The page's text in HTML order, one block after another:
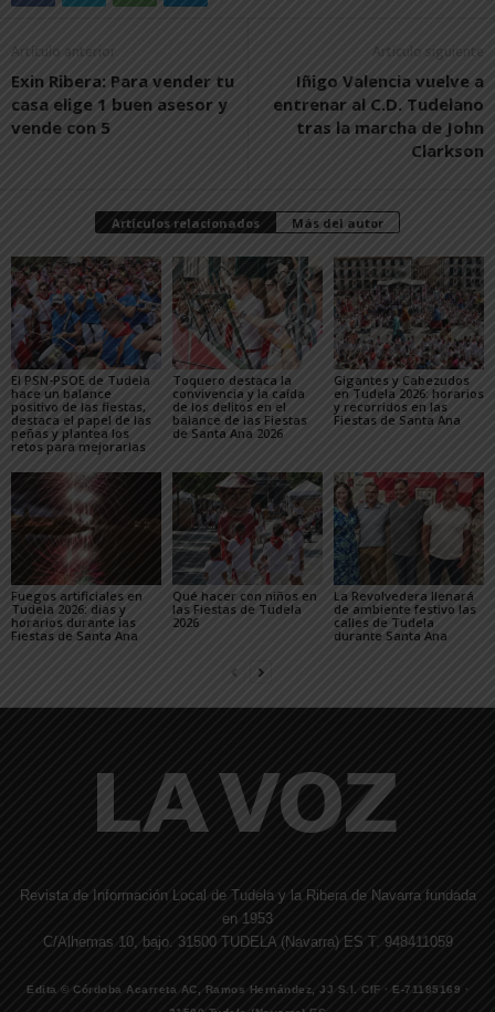
Artículo anterior
Exin Ribera: Para vender tu
casa elige 1 buen asesor y
vende con 5
Artículo siguiente
Iñigo Valencia vuelve a
entrenar al C.D. Tudelano
tras la marcha de John
Clarkson
Artículos relacionados Más del autor
El PSN-PSOE de Tudela
hace un balance
positivo de las fiestas,
destaca el papel de las
peñas y plantea los
retos para mejorarlas
Toquero destaca la
convivencia y la caída
de los delitos en el
balance de las Fiestas
de Santa Ana 2026
Gigantes y Cabezudos
en Tudela 2026: horarios
y recorridos en las
Fiestas de Santa Ana
Fuegos artificiales en
Tudela 2026: días y
horarios durante las
Fiestas de Santa Ana
Qué hacer con niños en
las Fiestas de Tudela
2026
La Revolvedera llenará
de ambiente festivo las
calles de Tudela
durante Santa Ana
Revista de Información Local de Tudela y la Ribera de Navarra fundada
en 1953
C/Alhemas 10, bajo. 31500 TUDELA (Navarra) ES T. 948411059
Edita © Córdoba Acarreta AC, Ramos Hernández, JJ S.I. CIF · E-71185169 ·